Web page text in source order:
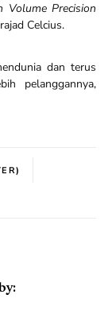
Volume Precision
Celcius.
dan terus
pelanggannya,